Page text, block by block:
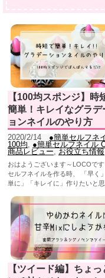
【100均スポンジ】時
簡単！キレイなグラデ
ョンネイルのやり方
2020/2/14
●簡単セルフネ
100均, ●簡単セルフネイル
商品レビュー, お役立ち情報
おはようございます～LOCOで
セルフネイルを作る時、 「早く
単に」「キレイに」作りたいと
【ツイード編】ちょっ